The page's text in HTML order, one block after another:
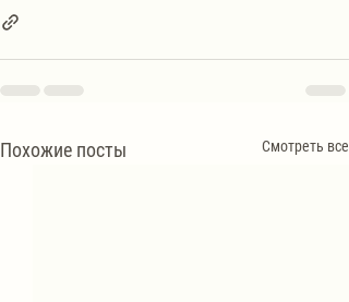
Похожие посты Смотреть все